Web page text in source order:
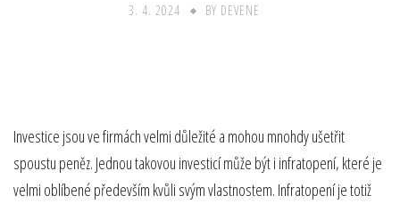
3. 4. 2024 BY DEVENE
Investice jsou ve firmách velmi důležité a mohou mnohdy ušetřit
spoustu peněz. Jednou takovou investicí může být i infratopení, které je
velmi oblíbené především kvůli svým vlastnostem. Infratopení je totiž